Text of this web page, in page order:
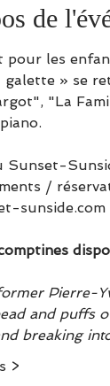
de
pour les
galette » se
"La
Sunset-
/
sunside.com
Pierre-
and puffs
breaking
>